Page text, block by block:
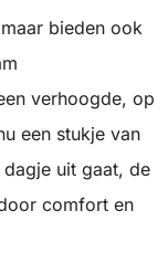
bieden ook
verhoogde, op
een stukje van
uit gaat, de
comfort en